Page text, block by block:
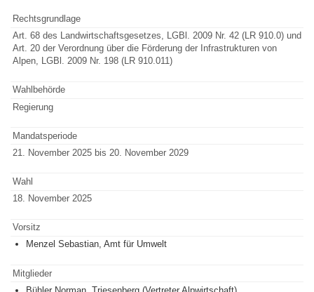
Rechtsgrundlage
Art. 68 des Landwirtschaftsgesetzes, LGBl. 2009 Nr. 42 (LR 910.0) und
Art. 20 der Verordnung über die Förderung der Infrastrukturen von
Alpen, LGBl. 2009 Nr. 198 (LR 910.011)
Wahlbehörde
Regierung
Mandatsperiode
21. November 2025 bis 20. November 2029
Wahl
18. November 2025
Vorsitz
Menzel Sebastian, Amt für Umwelt
Mitglieder